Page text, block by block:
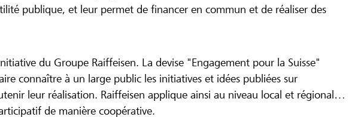
publique, et leur permet de financer en commun et de réaliser des
du Groupe Raiffeisen. La devise "Engagement pour la Suisse"
connaître à un large public les initiatives et idées publiées sur
leur réalisation. Raiffeisen applique ainsi au niveau local et régional
de manière coopérative.